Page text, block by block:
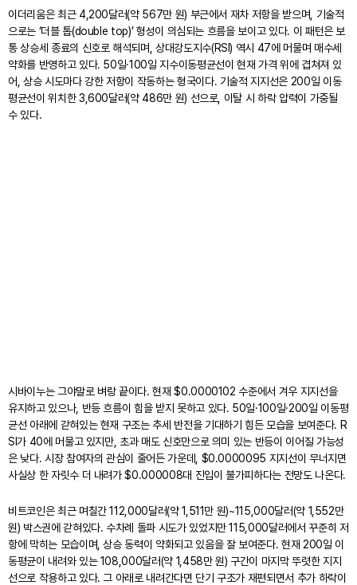
이더리움은 최근 4,200달러(약 567만 원) 부근에서 재차 저항을 받으며, 기술적
으로는 ‘더블 톱(double top)’ 형성이 의심되는 흐름을 보이고 있다. 이 패턴은 보
통 상승세 종료의 신호로 해석되며, 상대강도지수(RSI) 역시 47에 머물며 매수세
약화를 반영하고 있다. 50일·100일 지수이동평균선이 현재 가격 위에 겹쳐져 있
어, 상승 시도마다 강한 저항이 작동하는 형국이다. 기술적 지지선은 200일 이동
평균선이 위치한 3,600달러(약 486만 원) 선으로, 이탈 시 하락 압력이 가중될
수 있다.
시바이누는 그야말로 벼랑 끝이다. 현재 $0.0000102 수준에서 겨우 지지선을
유지하고 있으나, 반등 흐름이 힘을 받지 못하고 있다. 50일·100일·200일 이동평
균선 아래에 갇혀있는 현재 구조는 추세 반전을 기대하기 힘든 모습을 보여준다. R
SI가 40에 머물고 있지만, 초과 매도 신호만으로 의미 있는 반등이 이어질 가능성
은 낮다. 시장 참여자의 관심이 줄어든 가운데, $0.0000095 지지선이 무너지면
사실상 한 자릿수 더 내려가 $0.000008대 진입이 불가피하다는 전망도 나온다.
비트코인은 최근 며칠간 112,000달러(약 1,511만 원)~115,000달러(약 1,552만
원) 박스권에 갇혀있다. 수차례 돌파 시도가 있었지만 115,000달러에서 꾸준히 저
항에 막히는 모습이며, 상승 동력이 약화되고 있음을 잘 보여준다. 현재 200일 이
동평균이 내려와 있는 108,000달러(약 1,458만 원) 구간이 마지막 뚜렷한 지지
선으로 작용하고 있다. 그 아래로 내려간다면 단기 구조가 재편되면서 추가 하락이